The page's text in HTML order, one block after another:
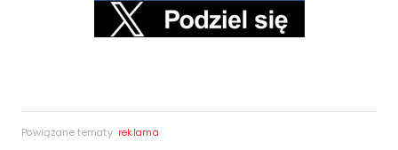
Powiązane tematy: reklama